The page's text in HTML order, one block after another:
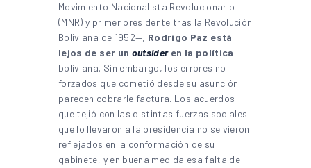
Movimiento Nacionalista Revolucionario
(MNR) y primer presidente tras la Revolución
Boliviana de 1952—, Rodrigo Paz está
lejos de ser un outsideren la política
boliviana. Sin embargo, los errores no
forzados que cometió desde su asunción
parecen cobrarle factura. Los acuerdos
que tejió con las distintas fuerzas sociales
que lo llevaron a la presidencia no se vieron
reflejados en la conformación de su
gabinete, y en buena medida esa falta de